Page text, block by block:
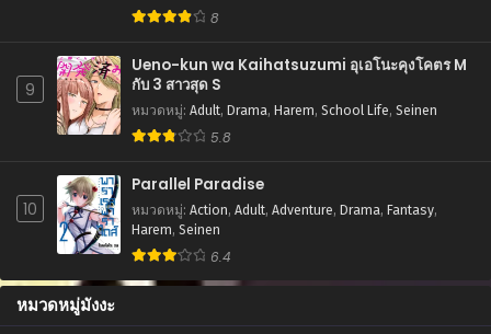
ตอนที่ 50
กุมภาพันธ์ 15, 2026
กุมภาพันธ์ 15, 2026
ตอนที่ 48
กุมภาพันธ์ 15, 2026
ตอนที่ 47
กุมภาพันธ์ 15, 2026
8
9
Ueno-kun wa Kaihatsuzumi อุเอโนะคุงโคตร M
กับ 3 สาวสุด S
หมวดหมู่: Adult, Drama, Harem, School Life, Seinen
5.8
10
Parallel Paradise
หมวดหมู่: Action, Adult, Adventure, Drama, Fantasy,
Harem, Seinen
6.4
หมวดหมู่มังงะ